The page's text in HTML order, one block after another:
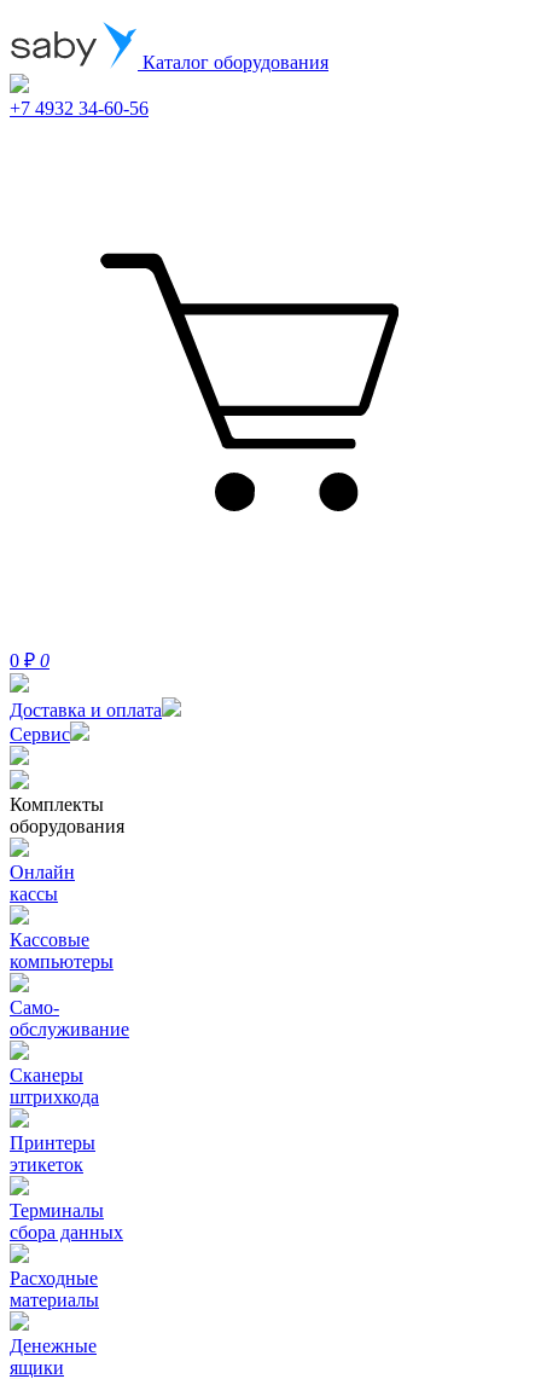
Каталог оборудования
+7 4932 34-60-56
0 ₽ 0
Доставка и оплата
Сервис
Комплекты
оборудования
Онлайн
кассы
Кассовые
компьютеры
Само-
обслуживание
Сканеры
штрихкода
Принтеры
этикеток
Терминалы
сбора данных
Расходные
материалы
Денежные
ящики